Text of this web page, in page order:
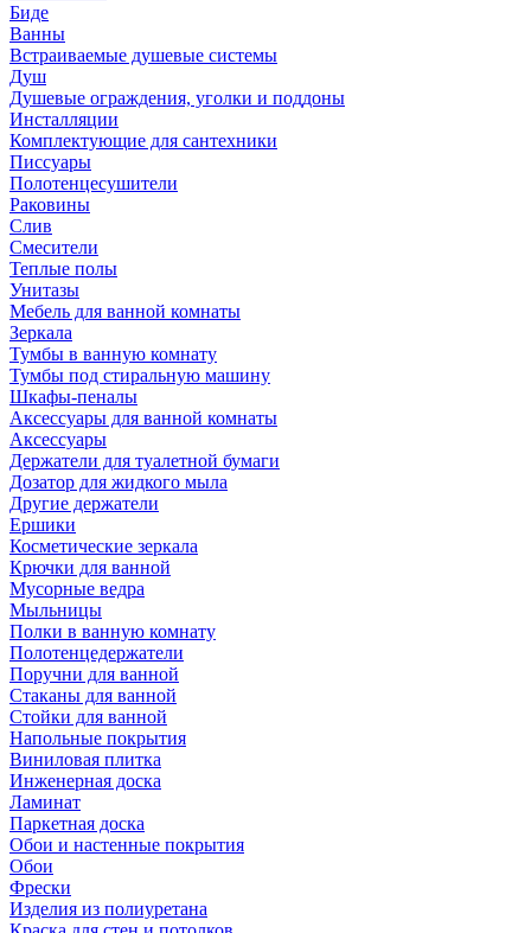
Биде
Ванны
Встраиваемые душевые системы
Душ
Душевые ограждения, уголки и поддоны
Инсталляции
Комплектующие для сантехники
Писсуары
Полотенцесушители
Раковины
Слив
Смесители
Теплые полы
Унитазы
Мебель для ванной комнаты
Зеркала
Тумбы в ванную комнату
Тумбы под стиральную машину
Шкафы-пеналы
Аксессуары для ванной комнаты
Аксессуары
Держатели для туалетной бумаги
Дозатор для жидкого мыла
Другие держатели
Ершики
Косметические зеркала
Крючки для ванной
Мусорные ведра
Мыльницы
Полки в ванную комнату
Полотенцедержатели
Поручни для ванной
Стаканы для ванной
Стойки для ванной
Напольные покрытия
Виниловая плитка
Инженерная доска
Ламинат
Паркетная доска
Обои и настенные покрытия
Обои
Фрески
Изделия из полиуретана